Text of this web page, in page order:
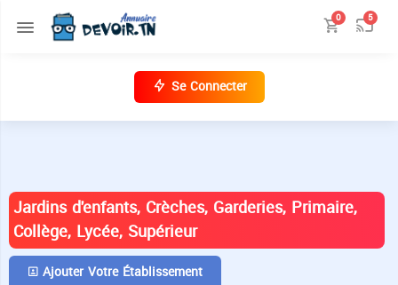
0 5
Se Connecter
Jardins d'enfants, Crèches, Garderies, Primaire,
Collège, Lycée, Supérieur
Ajouter Votre Établissement